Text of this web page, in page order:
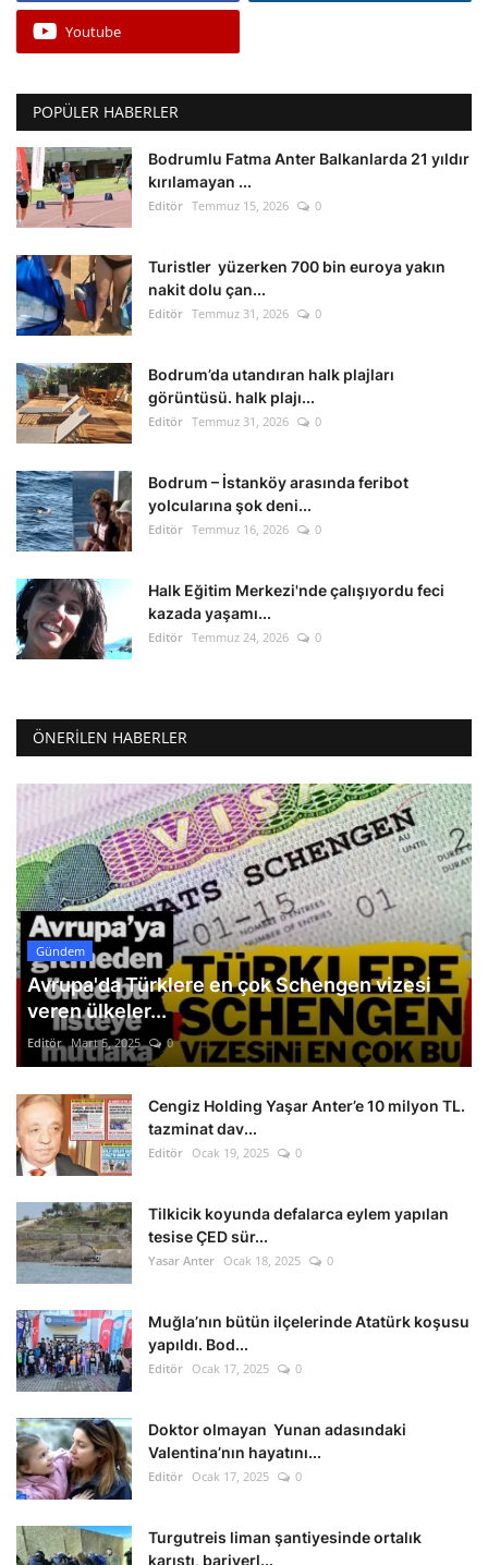
Youtube
POPÜLER HABERLER
Bodrumlu Fatma Anter Balkanlarda 21 yıldır
kırılamayan ...
Editör Temmuz 15, 2026 0
Turistler yüzerken 700 bin euroya yakın
nakit dolu çan...
Editör Temmuz 31, 2026 0
Bodrum’da utandıran halk plajları
görüntüsü. halk plajı...
Editör Temmuz 31, 2026 0
Bodrum – İstanköy arasında feribot
yolcularına şok deni...
Editör Temmuz 16, 2026 0
Halk Eğitim Merkezi'nde çalışıyordu feci
kazada yaşamı...
Editör Temmuz 24, 2026 0
ÖNERILEN HABERLER
Gündem
Avrupa'da Türklere en çok Schengen vizesi
veren ülkeler...
Editör Mart 5, 2025 0
Cengiz Holding Yaşar Anter’e 10 milyon TL.
tazminat dav...
Editör Ocak 19, 2025 0
Tilkicik koyunda defalarca eylem yapılan
tesise ÇED sür...
Yasar Anter Ocak 18, 2025 0
Muğla’nın bütün ilçelerinde Atatürk koşusu
yapıldı. Bod...
Editör Ocak 17, 2025 0
Doktor olmayan Yunan adasındaki
Valentina’nın hayatını...
Editör Ocak 17, 2025 0
Turgutreis liman şantiyesinde ortalık
karıştı, bariyerl...